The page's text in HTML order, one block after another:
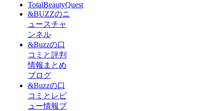
TotalBeautyQuest
&BUZZのニ
ュースチャ
ンネル
&Buzzの口
コミと評判
情報まとめ
ブログ
&Buzzの口
コミとレビ
ュー情報ブ